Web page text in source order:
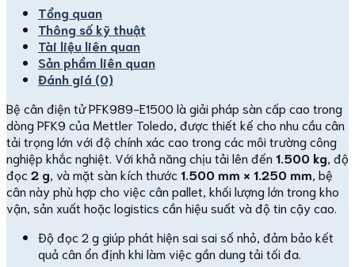
Tổng quan
Thông số kỹ thuật
Tài liệu liên quan
Sản phẩm liên quan
Đánh giá (0)
Bệ cân điện tử PFK989-E1500 là giải pháp sàn cấp cao trong
dòng PFK9 của Mettler Toledo, được thiết kế cho nhu cầu cân
tải trọng lớn với độ chính xác cao trong các môi trường công
nghiệp khắc nghiệt. Với khả năng chịu tải lên đến 1.500 kg , độ
đọc 2 g , và mặt sàn kích thước 1.500 mm × 1.250 mm , bệ
cân này phù hợp cho việc cân pallet, khối lượng lớn trong kho
vận, sản xuất hoặc logistics cần hiệu suất và độ tin cậy cao.
Độ đọc 2 g giúp phát hiện sai sai số nhỏ, đảm bảo kết
quả cân ổn định khi làm việc gần dung tải tối đa.